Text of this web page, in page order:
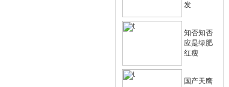
发
知否知否
应是绿肥
红瘦
国产天鹰